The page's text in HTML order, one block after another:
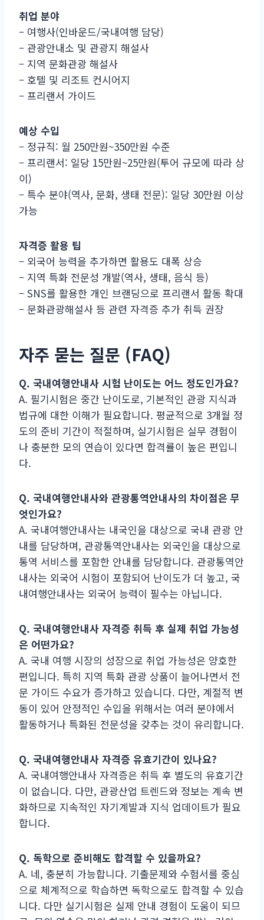
취업 분야
– 여행사(인바운드/국내여행 담당)
– 관광안내소 및 관광지 해설사
– 지역 문화관광 해설사
– 호텔 및 리조트 컨시어지
– 프리랜서 가이드
예상 수입
– 정규직: 월 250만원~350만원 수준
– 프리랜서: 일당 15만원~25만원(투어 규모에 따라 상
이)
– 특수 분야(역사, 문화, 생태 전문): 일당 30만원 이상
가능
자격증 활용 팁
– 외국어 능력을 추가하면 활용도 대폭 상승
– 지역 특화 전문성 개발(역사, 생태, 음식 등)
– SNS를 활용한 개인 브랜딩으로 프리랜서 활동 확대
– 문화관광해설사 등 관련 자격증 추가 취득 권장
자주 묻는 질문 (FAQ)
Q. 국내여행안내사 시험 난이도는 어느 정도인가요?
A. 필기시험은 중간 난이도로, 기본적인 관광 지식과
법규에 대한 이해가 필요합니다. 평균적으로 3개월 정
도의 준비 기간이 적절하며, 실기시험은 실무 경험이
나 충분한 모의 연습이 있다면 합격률이 높은 편입니
다.
Q. 국내여행안내사와 관광통역안내사의 차이점은 무
엇인가요?
A. 국내여행안내사는 내국인을 대상으로 국내 관광 안
내를 담당하며, 관광통역안내사는 외국인을 대상으로
통역 서비스를 포함한 안내를 담당합니다. 관광통역안
내사는 외국어 시험이 포함되어 난이도가 더 높고, 국
내여행안내사는 외국어 능력이 필수는 아닙니다.
Q. 국내여행안내사 자격증 취득 후 실제 취업 가능성
은 어떤가요?
A. 국내 여행 시장의 성장으로 취업 가능성은 양호한
편입니다. 특히 지역 특화 관광 상품이 늘어나면서 전
문 가이드 수요가 증가하고 있습니다. 다만, 계절적 변
동이 있어 안정적인 수입을 위해서는 여러 분야에서
활동하거나 특화된 전문성을 갖추는 것이 유리합니다.
Q. 국내여행안내사 자격증 유효기간이 있나요?
A. 국내여행안내사 자격증은 취득 후 별도의 유효기간
이 없습니다. 다만, 관광산업 트렌드와 정보는 계속 변
화하므로 지속적인 자기계발과 지식 업데이트가 필요
합니다.
Q. 독학으로 준비해도 합격할 수 있을까요?
A. 네, 충분히 가능합니다. 기출문제와 수험서를 중심
으로 체계적으로 학습하면 독학으로도 합격할 수 있습
니다. 다만 실기시험은 실제 안내 경험이 도움이 되므